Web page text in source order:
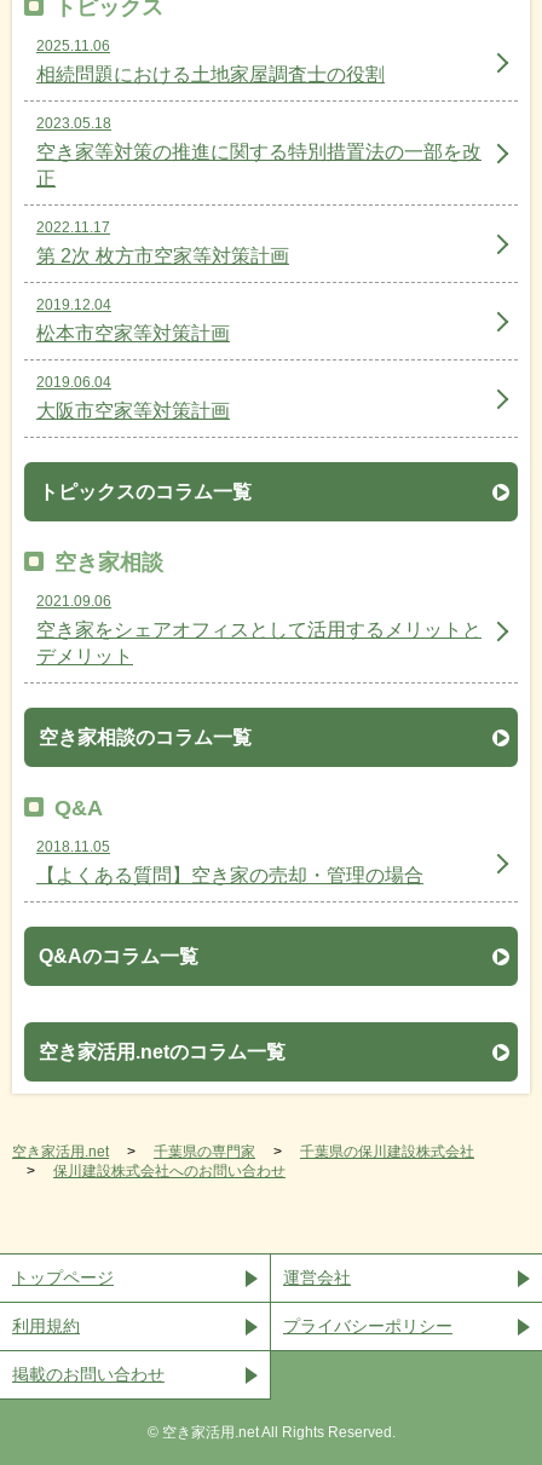
トピックス
2025.11.06
相続問題における土地家屋調査士の役割
2023.05.18
空き家等対策の推進に関する特別措置法の一部を改
正
2022.11.17
第 2次 枚方市空家等対策計画
2019.12.04
松本市空家等対策計画
2019.06.04
大阪市空家等対策計画
トピックスのコラム一覧
空き家相談
2021.09.06
空き家をシェアオフィスとして活用するメリットと
デメリット
空き家相談のコラム一覧
Q&A
2018.11.05
【よくある質問】空き家の売却・管理の場合
Q&Aのコラム一覧
空き家活用.netのコラム一覧
空き家活用.net 千葉県の専門家
千葉県の保川建設株式会社
保川建設株式会社へのお問い合わせ
トップページ 運営会社
利用規約 プライバシーポリシー
掲載のお問い合わせ
©︎ 空き家活用.net All Rights Reserved.